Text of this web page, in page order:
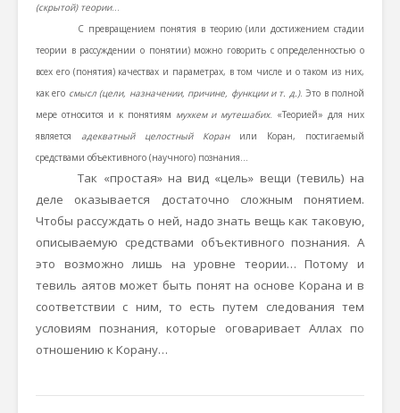
(скрытой) теории…
С превращением понятия в теорию (или достижением стадии
теории в рассуждении о понятии) можно говорить с определенностью о
всех его (понятия) качествах и параметрах, в том числе и о таком из них,
как его смысл (цели, назначении, причине, функции и т. д.). Это в полной
мере относится и к понятиям мухкем и мутешабих. «Теорией» для них
является адекватный целостный Коранили Коран, постигаемый
средствами объективного (научного) познания…
Так «простая» на вид «цель» вещи (тевиль) на
деле оказывается достаточно сложным понятием.
Чтобы рассуждать о ней, надо знать вещь как таковую,
описываемую средствами объективного познания. А
это возможно лишь на уровне теории… Потому и
тевиль аятов может быть понят на основе Корана и в
соответствии с ним, то есть путем следования тем
условиям познания, которые оговаривает Аллах по
отношению к Корану…